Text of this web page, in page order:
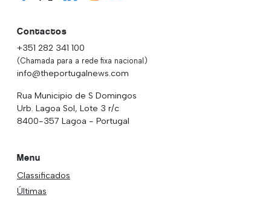
Contactos
+351 282 341 100
(Chamada para a rede fixa nacional)
info@theportugalnews.com
Rua Municipio de S Domingos
Urb. Lagoa Sol, Lote 3 r/c
8400-357 Lagoa - Portugal
Menu
Classificados
Últimas